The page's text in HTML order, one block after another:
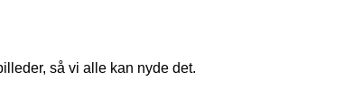
så vi alle kan nyde det.